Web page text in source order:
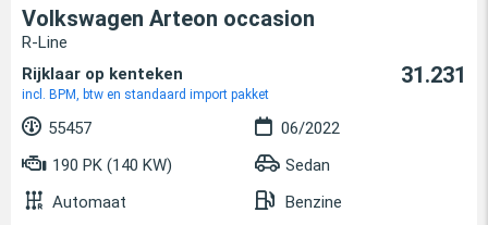
Volkswagen Arteon occasion
R-Line
Rijklaar op kenteken
incl. BPM, btw en standaard import pakket
31.231
55457
06/2022
190 PK (140 KW)
Sedan
Automaat
Benzine